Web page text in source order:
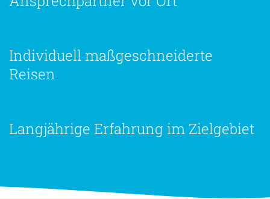
Individuell maßgeschneiderte
Reisen
Langjährige Erfahrung im Zielgebiet